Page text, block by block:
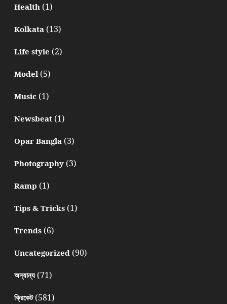
Health(1)
Kolkata(13)
Life style (2)
Model(5)
Music(1)
Newsbeat(1)
Opar Bangla(3)
Photography(3)
Ramp (1)
Tips & Tricks(1)
Trends(6)
Uncategorized(90)
অন্যান্য(71)
ক্রিকেট(581)